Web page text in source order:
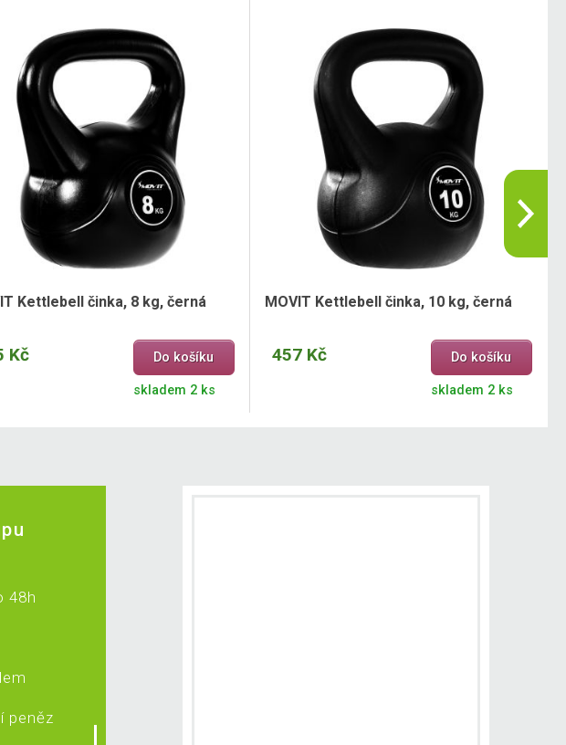
Kettlebell činka, 8 kg, černá
Kč Do košíku
skladem 2 ks
MOVIT Kettlebell činka, 10 kg, černá
457 Kč Do košíku
skladem 2 ks
48h
peněz